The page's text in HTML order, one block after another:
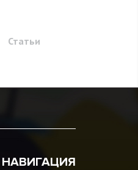
Статьи
НАВИГАЦИЯ